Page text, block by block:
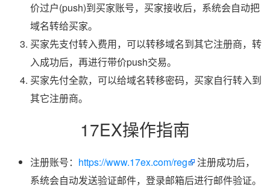
价过户(push)到买家账号，买家接收后，系统会自动把
域名转给买家。
买家先支付转入费用，可以转移域名到其它注册商，转
入成功后，再进行带价push交易。
买家先付全款，可以给域名转移密码，买家自行转入到
其它注册商。
17EX操作指南
注册账号： https://www.17ex.com/reg
注册成功后，
系统会自动发送验证邮件，登录邮箱后进行邮件验证。